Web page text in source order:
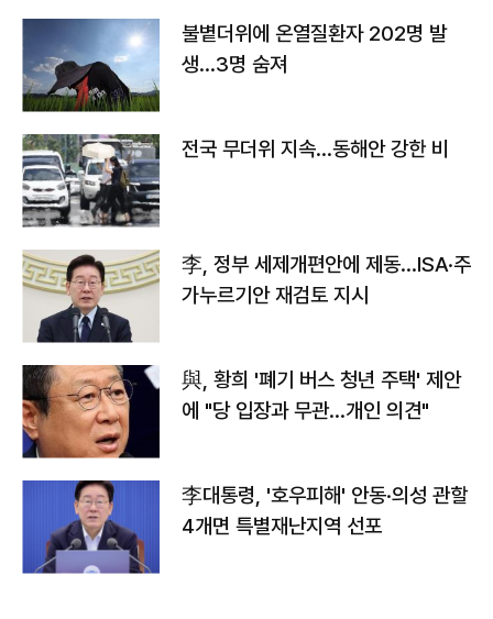
불볕더위에 온열질환자 202명 발
생…3명 숨져
전국 무더위 지속…동해안 강한 비
李, 정부 세제개편안에 제동…ISA·주
가누르기안 재검토 지시
與, 황희 '폐기 버스 청년 주택' 제안
에 "당 입장과 무관…개인 의견"
李대통령, '호우피해' 안동·의성 관할
4개면 특별재난지역 선포